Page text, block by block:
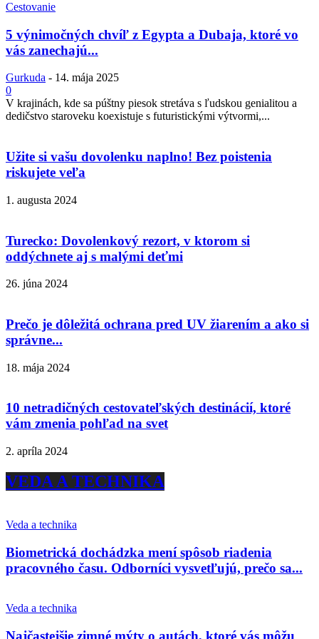
Cestovanie
5 výnimočných chvíľ z Egypta a Dubaja, ktoré vo
vás zanechajú...
Gurkuda - 14. mája 2025
0
V krajinách, kde sa púštny piesok stretáva s ľudskou genialitou a
dedičstvo staroveku koexistuje s futuristickými výtvormi,...
Užite si vašu dovolenku naplno! Bez poistenia
riskujete veľa
1. augusta 2024
Turecko: Dovolenkový rezort, v ktorom si
oddýchnete aj s malými deťmi
26. júna 2024
Prečo je dôležitá ochrana pred UV žiarením a ako si
správne...
18. mája 2024
10 netradičných cestovateľských destinácií, ktoré
vám zmenia pohľad na svet
2. apríla 2024
VEDA A TECHNIKA
Veda a technika
Biometrická dochádzka mení spôsob riadenia
pracovného času. Odborníci vysvetľujú, prečo sa...
Veda a technika
Najčastejšie zimné mýty o autách, ktoré vás môžu